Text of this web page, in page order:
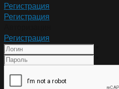
Регистрация
Регистрация
Регистрация